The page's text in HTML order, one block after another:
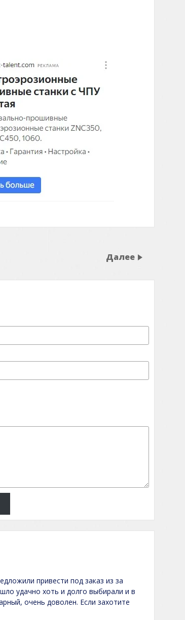
Далее
привести под заказ из за
удачно хоть и долго выбирали и в
очень доволен. Если захотите